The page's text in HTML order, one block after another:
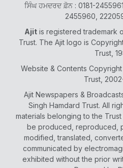
ਸਿੰਘ ਹਮਦਰਦ ਫ਼ੋਨ : 0181-
2455960,
Ajit is registered trademark
Trust. The Ajit logo is
Trust,
Website & Contents
Trust,
Ajit Newspapers &
Singh Hamdard Trust. All
materials belonging to the
be produced, reproduced,
modified, translated,
communicated by
exhibited without the prior